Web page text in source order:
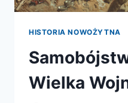
HISTORIA NOWOŻYTNA
Wielka